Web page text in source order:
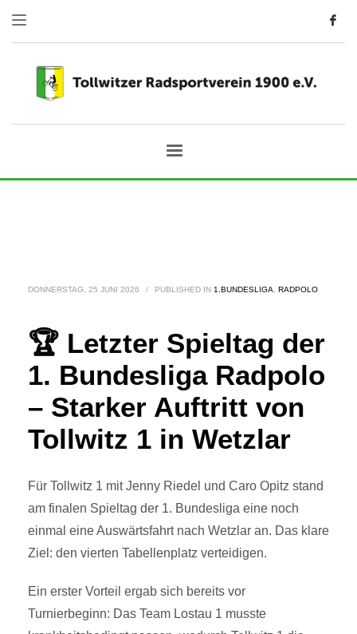
DONNERSTAG, 25 JUNI 2026 / PUBLISHED IN 1.BUNDESLIGA RADPOLO
🏆 Letzter Spieltag der
1. Bundesliga Radpolo
– Starker Auftritt von
Tollwitz 1 in Wetzlar
Für Tollwitz 1 mit Jenny Riedel und Caro Opitz stand
am finalen Spieltag der 1. Bundesliga eine noch
einmal eine Auswärtsfahrt nach Wetzlar an. Das klare
Ziel: den vierten Tabellenplatz verteidigen.
Ein erster Vorteil ergab sich bereits vor
Turnierbeginn: Das Team Lostau 1 musste